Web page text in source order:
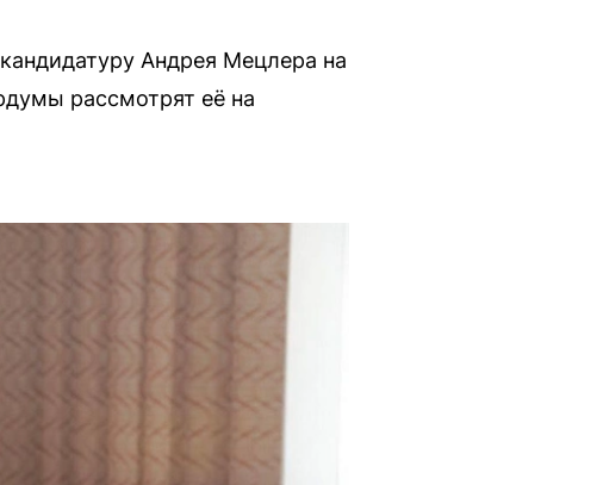
Андрея Мецлера на
рассмотрят её на